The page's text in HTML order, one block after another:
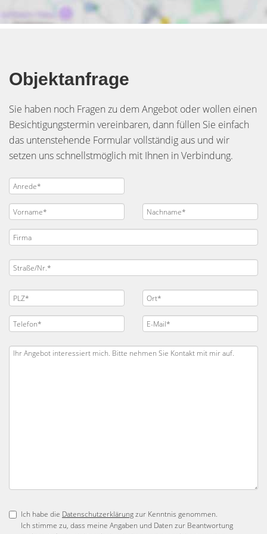
Objektanfrage
Sie haben noch Fragen zu dem Angebot oder wollen einen
Besichtigungstermin vereinbaren, dann füllen Sie einfach
das untenstehende Formular vollständig aus und wir
setzen uns schnellstmöglich mit Ihnen in Verbindung.
Ich habe die Datenschutzerklärungzur Kenntnis genommen.
Ich stimme zu, dass meine Angaben und Daten zur Beantwortung